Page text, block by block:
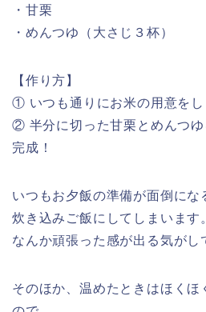
・甘栗
・めんつゆ（大さじ３杯）
【作り方】
① いつも通りにお米の用意をし
② 半分に切った甘栗とめんつゆ
完成！
いつもお夕飯の準備が面倒にな
炊き込みご飯にしてしまいます
なんか頑張った感が出る気がし
そのほか、温めたときはほくほ